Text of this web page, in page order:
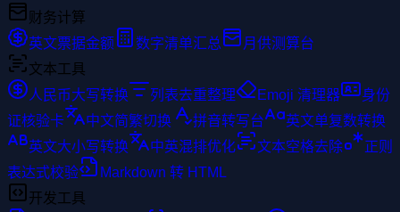
财务计算
英文票据金额
数字清单汇总
月供测算台
文本工具
人民币大写转换
列表去重整理 Emoji 清理器
身份
证核验卡
中文简繁切换 拼音转写台
英文单复数转换
英文大小写转换
中英混排优化 文本空格去除
正则
表达式校验
Markdown 转 HTML
开发工具